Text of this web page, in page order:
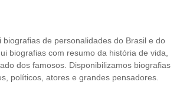
biografias de personalidades do Brasil e do
biografias com resumo da história de vida,
dos famosos. Disponibilizamos biografias
políticos, atores e grandes pensadores.